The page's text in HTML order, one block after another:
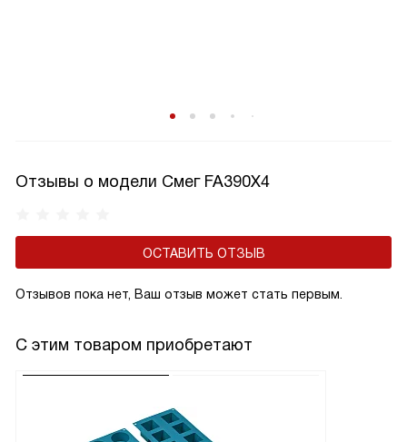
Отзывы о модели Смег FA390X4
ОСТАВИТЬ ОТЗЫВ
Отзывов пока нет, Ваш отзыв может стать первым.
С этим товаром приобретают